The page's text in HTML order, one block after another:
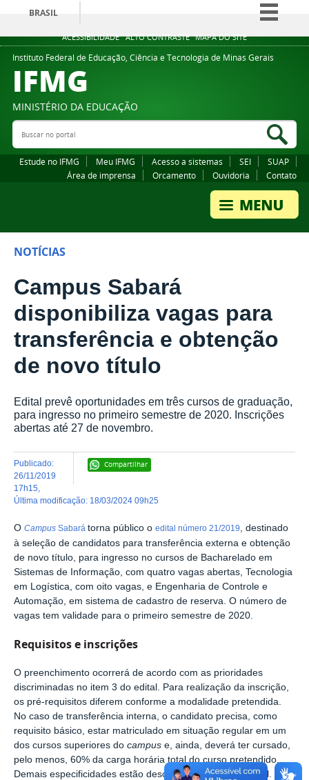
ACESSIBILIDADE ALTO CONTRASTE MAPA DO SITE
BRASIL
Simplifique!
Comunica BR
Legislação
Instituto Federal de Educação, Ciência e Tecnologia de Minas Gerais
IFMG
MINISTÉRIO DA EDUCAÇÃO
Buscar no portal
Estude no IFMG Meu IFMG Acesso a sistemas SEI
SUAP
Área de imprensa
Orcamento Ouvidoria Contato
NOTÍCIAS
Campus Sabará
disponibiliza vagas para
transferência e obtenção
de novo título
Edital prevê oportunidades em três cursos de graduação,
para ingresso no primeiro semestre de 2020. Inscrições
abertas até 27 de novembro.
Compartilhar
publicado:
26/11/2019
17h15
última modificação: 18/03/2024 09h25
O Campus Sabará torna público o edital número 21/2019, destinado
à seleção de candidatos para transferência externa e obtenção
de novo título, para ingresso no cursos de Bacharelado em
Sistemas de Informação, com quatro vagas abertas, Tecnologia
em Logística, com oito vagas, e Engenharia de Controle e
Automação, em sistema de cadastro de reserva. O número de
vagas tem validade para o primeiro semestre de 2020.
Requisitos e inscrições
O preenchimento ocorrerá de acordo com as prioridades
discriminadas no item 3 do edital. Para realização da inscrição,
os pré-requisitos diferem conforme a modalidade pretendida.
No caso de transferência interna, o candidato precisa, como
requisito básico, estar matriculado em situação regular em um
dos cursos superiores do campus e, ainda, deverá ter cursado,
pelo menos, 60% da carga horária total do curso pretendido.
Demais especificidades estão descritas no item 4 do edital.